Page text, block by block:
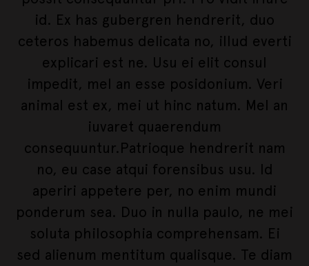
id. Ex has gubergren hendrerit, duo
ceteros habemus delicata no, illud everti
explicari est ne. Usu ei elit consul
impedit, mel an esse posidonium. Veri
animal est ex, mei ut hinc natum. Mel an
iuvaret quaerendum
consequuntur.Patrioque hendrerit nam
no, eu case atqui forensibus usu. Id
aperiri appetere per, no enim mundi
ponderum sea. Duo in nulla paulo, ne mei
soluta philosophia comprehensam. Ei
sed alienum mentitum qualisque. Te diam